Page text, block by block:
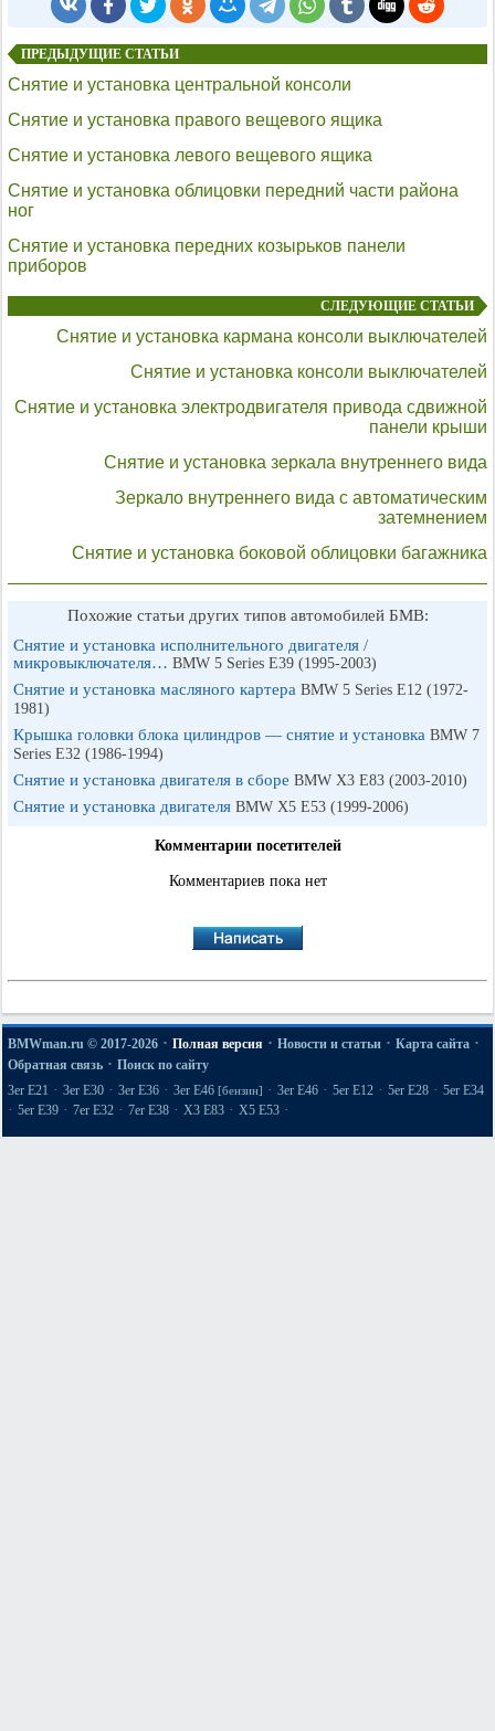
ПРЕДЫДУЩИЕ СТАТЬИ
Снятие и установка центральной консоли
Снятие и установка правого вещевого ящика
Снятие и установка левого вещевого ящика
Снятие и установка облицовки передний части района
ног
Снятие и установка передних козырьков панели
приборов
СЛЕДУЮЩИЕ СТАТЬИ
Снятие и установка кармана консоли выключателей
Снятие и установка консоли выключателей
Снятие и установка электродвигателя привода сдвижной
панели крыши
Снятие и установка зеркала внутреннего вида
Зеркало внутреннего вида с автоматическим
затемнением
Снятие и установка боковой облицовки багажника
Похожие статьи других типов автомобилей БМВ:
Снятие и установка исполнительного двигателя /
микровыключателя… BMW 5 Series E39 (1995-2003)
Снятие и установка масляного картера BMW 5 Series E12 (1972-
1981)
Крышка головки блока цилиндров — снятие и установка BMW 7
Series E32 (1986-1994)
Снятие и установка двигателя в сборе BMW X3 E83 (2003-2010)
Снятие и установка двигателя BMW X5 E53 (1999-2006)
Комментарии посетителей
Комментариев пока нет
BMWman.ru © 2017-2026 · Полная версия · Новости и статьи · Карта сайта ·
Обратная связь · Поиск по сайту
3er E21 · 3er E30 · 3er E36 · 3er E46 [бензин] · 3er E46 · 5er E12 · 5er E28 · 5er E34
· 5er E39 · 7er E32 · 7er E38 · X3 E83 · X5 E53 ·